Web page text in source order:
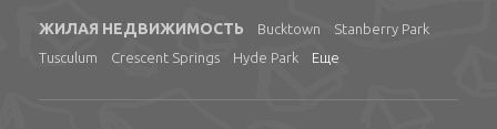
ЖИЛАЯ НЕДВИЖИМОСТЬ Bucktown
Stanberry Park
Tusculum
Crescent Springs Hyde Park Еще